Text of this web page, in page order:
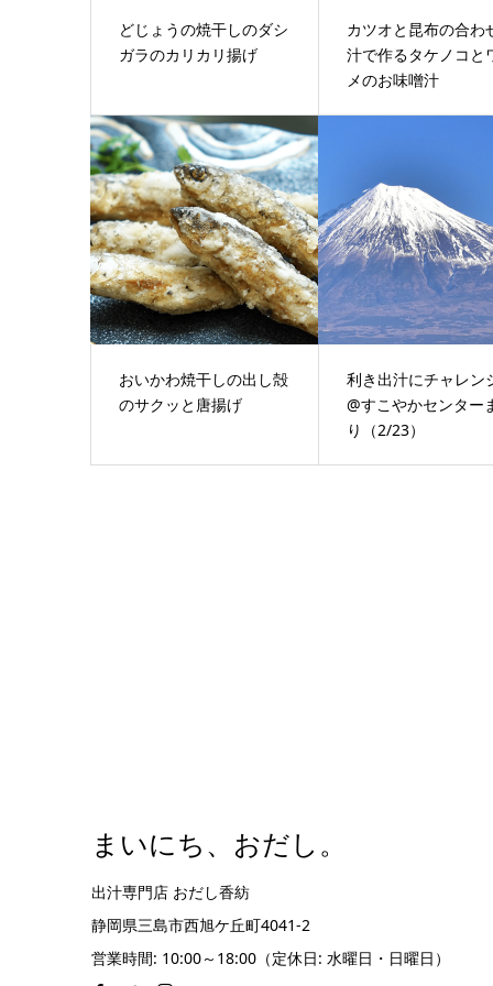
どじょうの焼干しのダシ
ガラのカリカリ揚げ
カツオと昆布の合わ
汁で作るタケノコと
メのお味噌汁
おいかわ焼干しの出し殻
のサクッと唐揚げ
利き出汁にチャレン
@すこやかセンター
り（2/23）
まいにち、おだし。
出汁専門店 おだし香紡
静岡県三島市西旭ケ丘町4041-2
営業時間: 10:00～18:00（定休日: 水曜日・日曜日）